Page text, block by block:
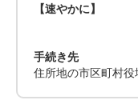
【速やかに】
手続き先
住所地の市区町村役